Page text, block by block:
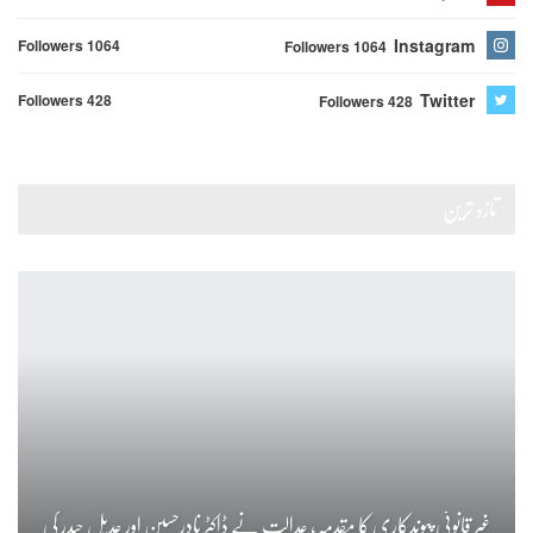
Instagram
Followers 1064
Followers 1064
Twitter
Followers 428
Followers 428
غیر قانونی پیوندکاری کا مقدمہ، عدالت نے ڈاکٹر نادرحسین اور عدیل حیدر کی